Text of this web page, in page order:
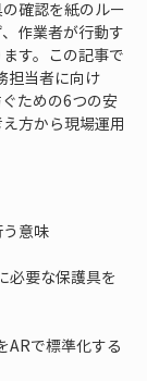
確認を紙のルー
作業者が行動す
す。この記事で
担当者に向け
ための6つの安
方から現場運用
必要な保護具を